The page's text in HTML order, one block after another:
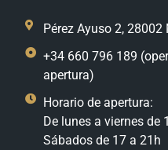
Pérez Ayuso 2, 28002
+34 660 796 189
apertura)
Horario de apertura:
De lunes a viernes de
Sábados de 17 a 21h